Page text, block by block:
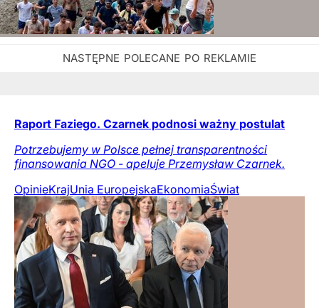
Raport Faziego. Czarnek podnosi ważny postulat
Potrzebujemy w Polsce pełnej transparentności
finansowania NGO - apeluje Przemysław Czarnek.
OpinieKrajUnia EuropejskaEkonomiaŚwiat